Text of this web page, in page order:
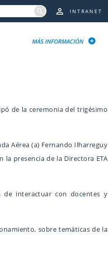
INTRANET
de la ceremonia del trigésimo
Aérea (a) Fernando Ilharreguy
la presencia de la Directora ETA
de interactuar con docentes y
sobre temáticas de la